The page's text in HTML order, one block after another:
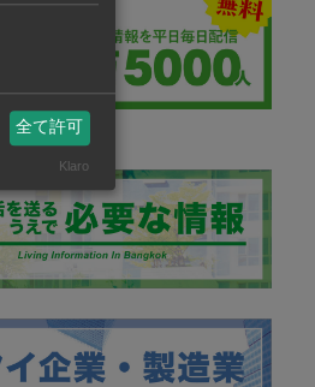
全て許可
Klaro